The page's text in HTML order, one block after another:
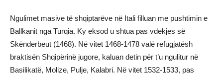
Ngulimet masive të shqiptarëve në Itali filluan me pushtimin e
Ballkanit nga Turqia. Ky eksod u shtua pas vdekjes së
Skënderbeut (1468). Në vitet 1468-1478 valë refugjatësh
braktisën Shqipërinë jugore, kaluan detin për t’u ngulitur në
Basilikatë, Molize, Pulje, Kalabri. Në vitet 1532-1533, pas